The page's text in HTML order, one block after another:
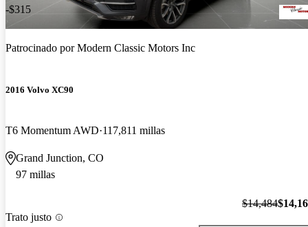
-$315
Patrocinado porModern Classic Motors Inc
2016 Volvo XC90
T6 Momentum AWD 117,811 millas
Grand Junction, CO
97 millas
Trato justo
$14,484